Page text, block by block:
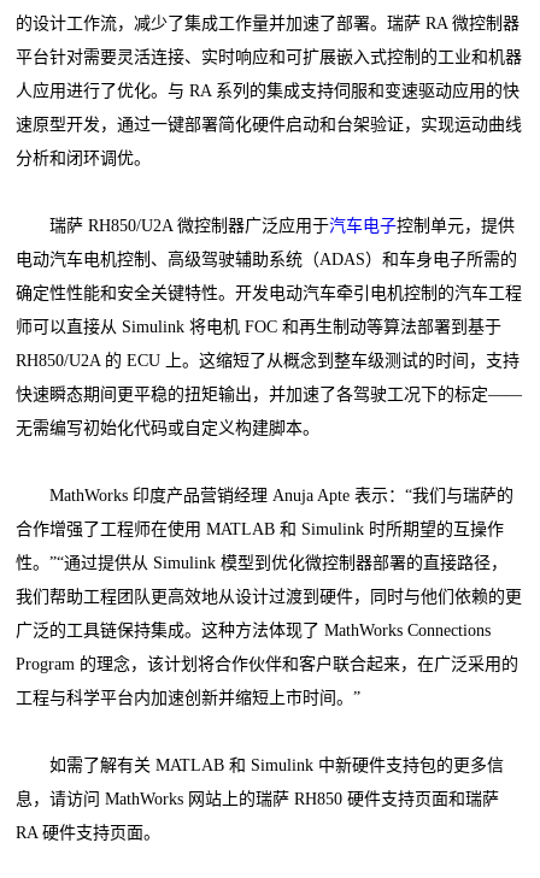
的设计工作流，减少了集成工作量并加速了部署。瑞萨 RA 微控制器
平台针对需要灵活连接、实时响应和可扩展嵌入式控制的工业和机器
人应用进行了优化。与 RA 系列的集成支持伺服和变速驱动应用的快
速原型开发，通过一键部署简化硬件启动和台架验证，实现运动曲线
分析和闭环调优。
瑞萨 RH850/U2A 微控制器广泛应用于汽车电子控制单元，提供
电动汽车电机控制、高级驾驶辅助系统（ADAS）和车身电子所需的
确定性性能和安全关键特性。开发电动汽车牵引电机控制的汽车工程
师可以直接从 Simulink 将电机 FOC 和再生制动等算法部署到基于
RH850/U2A 的 ECU 上。这缩短了从概念到整车级测试的时间，支持
快速瞬态期间更平稳的扭矩输出，并加速了各驾驶工况下的标定——
无需编写初始化代码或自定义构建脚本。
MathWorks 印度产品营销经理 Anuja Apte 表示：“我们与瑞萨的
合作增强了工程师在使用 MATLAB 和 Simulink 时所期望的互操作
性。”“通过提供从 Simulink 模型到优化微控制器部署的直接路径，
我们帮助工程团队更高效地从设计过渡到硬件，同时与他们依赖的更
广泛的工具链保持集成。这种方法体现了 MathWorks Connections
Program 的理念，该计划将合作伙伴和客户联合起来，在广泛采用的
工程与科学平台内加速创新并缩短上市时间。”
如需了解有关 MATLAB 和 Simulink 中新硬件支持包的更多信
息，请访问 MathWorks 网站上的瑞萨 RH850 硬件支持页面和瑞萨
RA 硬件支持页面。